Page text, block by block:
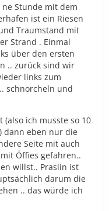
Stunde mit dem
ist ein Riesen
Traumstand mit
Strand . Einmal
über den ersten
.. zurück sind wir
links zum
schnorcheln und
ich musste so 10
dann eben nur die
Seite mit auch
Öffies gefahren..
willst.. Praslin ist
darum die
.. das würde ich